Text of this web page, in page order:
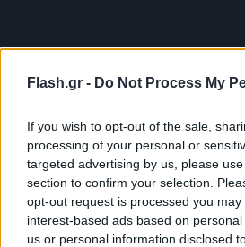
Flash.gr - Do Not Process My
If you wish to opt-out of the sale,
processing of your personal or
targeted advertising by us, please
section to confirm your selection.
opt-out request is processed you may
interest-based ads based on
us or personal information disclosed
Ο πρόεδρος του Αζερμπαϊτζάν
κήρυξε τη νίκη στην ορεινή